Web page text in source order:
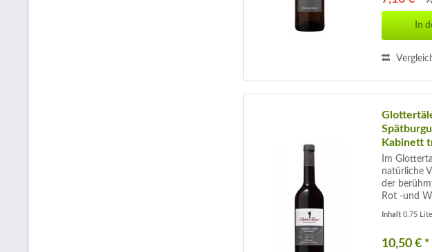
In
Kabinett
Im
natürliche
der
Rot -und
gedeihen.
werden
Schatten...
Inhalt0.75
10,50 € *